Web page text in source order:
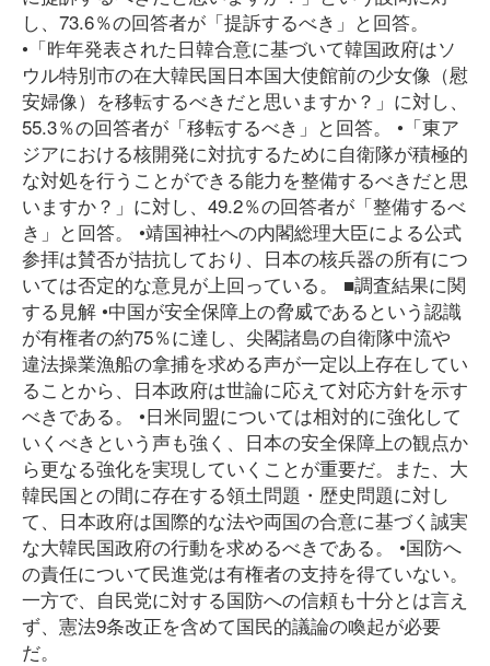
し、73.6％の回答者が「提訴するべき」と回答。
•「昨年発表された日韓合意に基づいて韓国政府はソ
ウル特別市の在大韓民国日本国大使館前の少女像（慰
安婦像）を移転するべきだと思いますか？」に対し、
55.3％の回答者が「移転するべき」と回答。 •「東ア
ジアにおける核開発に対抗するために自衛隊が積極的
な対処を行うことができる能力を整備するべきだと思
いますか？」に対し、49.2％の回答者が「整備するべ
き」と回答。 •靖国神社への内閣総理大臣による公式
参拝は賛否が拮抗しており、日本の核兵器の所有につ
いては否定的な意見が上回っている。 ■調査結果に関
する見解 •中国が安全保障上の脅威であるという認識
が有権者の約75％に達し、尖閣諸島の自衛隊中流や
違法操業漁船の拿捕を求める声が一定以上存在してい
ることから、日本政府は世論に応えて対応方針を示す
べきである。 •日米同盟については相対的に強化して
いくべきという声も強く、日本の安全保障上の観点か
ら更なる強化を実現していくことが重要だ。また、大
韓民国との間に存在する領土問題・歴史問題に対し
て、日本政府は国際的な法や両国の合意に基づく誠実
な大韓民国政府の行動を求めるべきである。 •国防へ
の責任について民進党は有権者の支持を得ていない。
一方で、自民党に対する国防への信頼も十分とは言え
ず、憲法9条改正を含めて国民的議論の喚起が必要
だ。